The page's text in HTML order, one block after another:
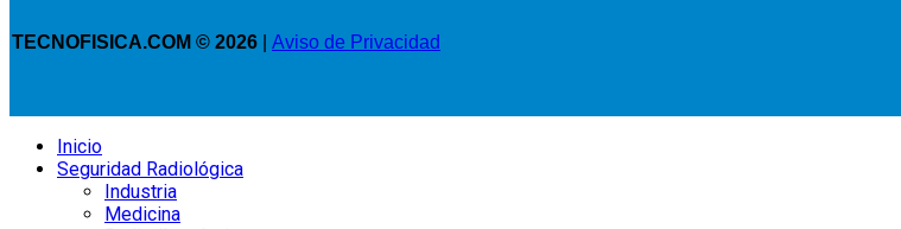
TECNOFISICA.COM © 2026 Aviso de Privacidad
Inicio
Seguridad Radiológica
Industria
Medicina